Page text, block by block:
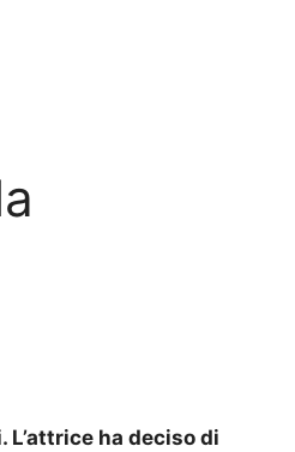
L’attrice ha deciso di